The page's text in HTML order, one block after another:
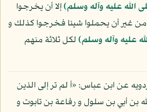
الله عليه وآله وسلم)إلا أن يخرجوا
غير أن يحملوا شيئا فخرجوا كذلك و
عليه وآله وسلم)لكل ثلاثة منهم
عن ابن عباس: «أ لم تر إلى الذين
بن أبي بن سلول و رفاعة بن تابوت و